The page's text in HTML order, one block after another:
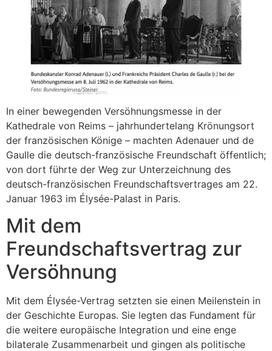
In einer bewegenden Versöhnungsmesse in der
Kathedrale von Reims – jahrhundertelang Krönungsort
der französischen Könige – machten Adenauer und de
Gaulle die deutsch-französische Freundschaft öffentlich;
von dort führte der Weg zur Unterzeichnung des
deutsch-französischen Freundschaftsvertrages am 22.
Januar 1963 im Élysée-Palast in Paris.
Mit dem
Freundschaftsvertrag zur
Versöhnung
Mit dem Élysée-Vertrag setzten sie einen Meilenstein in
der Geschichte Europas. Sie legten das Fundament für
die weitere europäische Integration und eine enge
bilaterale Zusammenarbeit und gingen als politische